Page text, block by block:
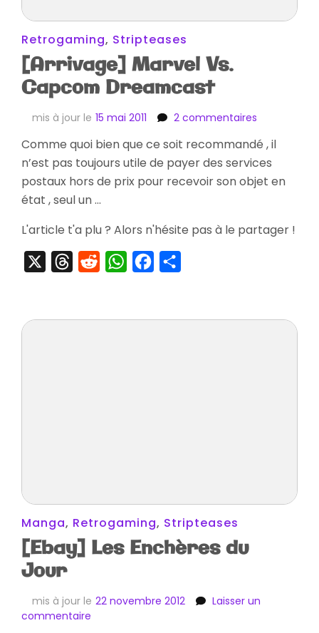
Retrogaming, Stripteases
[Arrivage] Marvel Vs.
Capcom Dreamcast
mis à jour le 15 mai 2011 2 commentaires
Marvel
Vs.
Capcom
Comme quoi bien que ce soit recommandé , il
n’est pas toujours utile de payer des services
postaux hors de prix pour recevoir son objet en
état , seul un …
L'article t'a plu ? Alors n'hésite pas à le partager !
ThreadsRedditWhatsAppFacebook
Manga, Retrogaming, Stripteases
[Ebay] Les Enchères du
Jour
mis à jour le 22 novembre 2012
Laisser un
commentaire